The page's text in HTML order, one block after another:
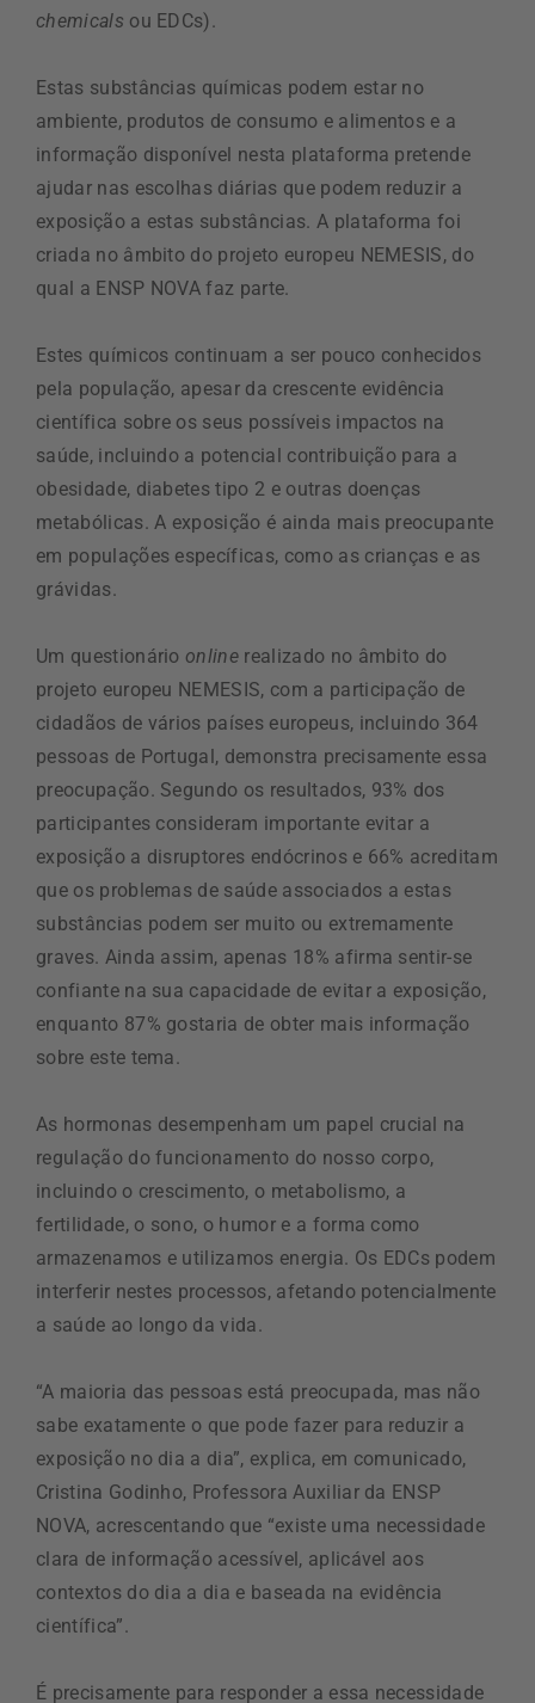
chemicals ou EDCs).
Estas substâncias químicas podem estar no
ambiente, produtos de consumo e alimentos e a
informação disponível nesta plataforma pretende
ajudar nas escolhas diárias que podem reduzir a
exposição a estas substâncias. A plataforma foi
criada no âmbito do projeto europeu NEMESIS, do
qual a ENSP NOVA faz parte.
Estes químicos continuam a ser pouco conhecidos
pela população, apesar da crescente evidência
científica sobre os seus possíveis impactos na
saúde, incluindo a potencial contribuição para a
obesidade, diabetes tipo 2 e outras doenças
metabólicas. A exposição é ainda mais preocupante
em populações específicas, como as crianças e as
grávidas.
Um questionário online realizado no âmbito do
projeto europeu NEMESIS, com a participação de
cidadãos de vários países europeus, incluindo 364
pessoas de Portugal, demonstra precisamente essa
preocupação. Segundo os resultados, 93% dos
participantes consideram importante evitar a
exposição a disruptores endócrinos e 66% acreditam
que os problemas de saúde associados a estas
substâncias podem ser muito ou extremamente
graves. Ainda assim, apenas 18% afirma sentir-se
confiante na sua capacidade de evitar a exposição,
enquanto 87% gostaria de obter mais informação
sobre este tema.
As hormonas desempenham um papel crucial na
regulação do funcionamento do nosso corpo,
incluindo o crescimento, o metabolismo, a
fertilidade, o sono, o humor e a forma como
armazenamos e utilizamos energia. Os EDCs podem
interferir nestes processos, afetando potencialmente
a saúde ao longo da vida.
“A maioria das pessoas está preocupada, mas não
sabe exatamente o que pode fazer para reduzir a
exposição no dia a dia”, explica, em comunicado,
Cristina Godinho, Professora Auxiliar da ENSP
NOVA, acrescentando que “existe uma necessidade
clara de informação acessível, aplicável aos
contextos do dia a dia e baseada na evidência
científica”.
É precisamente para responder a essa necessidade